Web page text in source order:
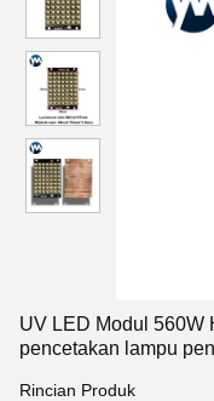
UV LED Modul 560W
pencetakan lampu
Rincian Produk